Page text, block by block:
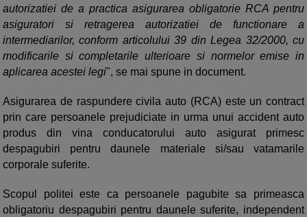
autorizatiei de a practica asigurarea obligatorie RCA pentru
asiguratori si retragerea autorizatiei de functionare a
intermediarilor, conform articolului 39 din Legea 32/2000, cu
modificarile si completarile ulterioare si normelor emise in
aplicarea acestei legi", se mai spune in document.
Asigurarea de raspundere civila auto (RCA) este un contract
prin care persoanele prejudiciate in urma unui accident auto
produs din vina conducatorului auto asigurat primesc
despagubiri pentru daunele materiale si/sau vatamarile
corporale suferite.
Scopul politei este ca persoanele pagubite sa primeasca
obligatoriu despagubiri pentru daunele suferite, independent